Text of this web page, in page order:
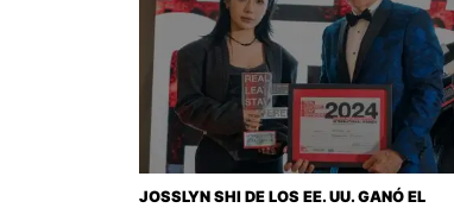
JOSSLYN SHI DE LOS EE. UU. GANÓ EL